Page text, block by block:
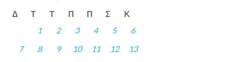
Δ Τ Τ Π Π Σ Κ
1 2 3 4 5
6
7
8 9 10 11 12
13